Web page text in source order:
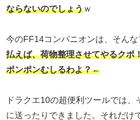
ならないのでしょうｗ
今のFF14コンパニオンは、そん
払えば、荷物整理させてやるクポ
ポンポンむしるわよ？←
ドラクエ10の超便利ツールでは
に送ったりできました。それだけ